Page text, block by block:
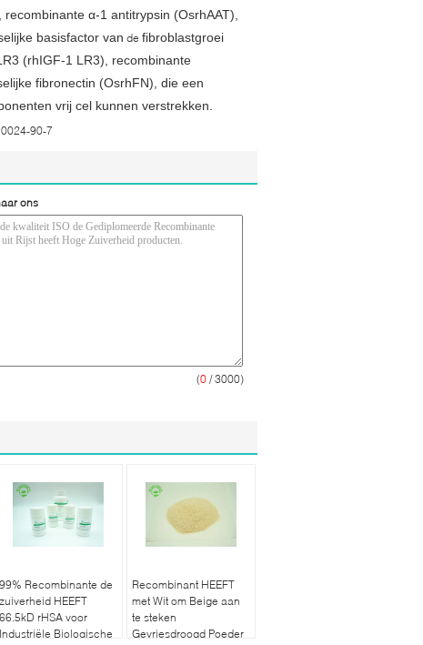
α-1 antitrypsin (OsrhAAT),
basisfactor van de fibroblastgroei
(rhIGF-1 LR3), recombinante
fibronectin (OsrhFN), die een
vrij cel kunnen verstrekken.
90-7
ons
(0 / 3000)
99% Recombinante de
zuiverheid HEEFT
66.5kD rHSA voor
Industriële Biologische
Recombinant HEEFT
met Wit om Beige aan
te steken
Gevriesdroogd Poeder